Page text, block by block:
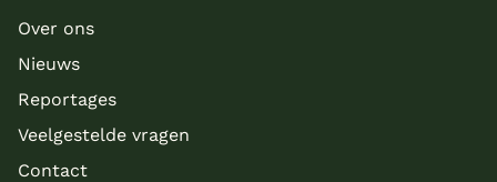
Over ons
Nieuws
Reportages
Veelgestelde vragen
Contact